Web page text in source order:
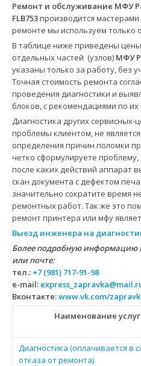
Ремонт и обслуживание МФУ
FLB753производится
ремонте мы используем только
В таблице ниже приведены
отдельных частей (узлов) МФУ
указаны только за работу, без
Точная стоимость ремонта
проведения диагностики и
блоков, с рекомендациями по их
Диагностика других сервисных-
проблемы клиентом, не
определения причин поломки
четко сформулируете
после каких действий аппарат
скан документа с дефектом
значительно сократите время
ремонтных работ. Так же это
ремонт принтера или мфу
Выезд инженера на
Более подробную информацию
или почте:
тел.: +7 (981) 717-91-98
e-mail:
Вконтакте:www.vk.com/
Наименование
Диагностика (оплачивается в
отказа от ремонта)